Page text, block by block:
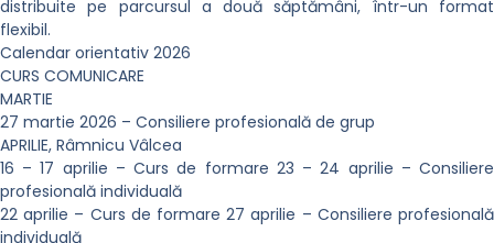
distribuite pe parcursul a două săptămâni, într-un format
flexibil.
Calendar orientativ 2026
CURS COMUNICARE
MARTIE
27 martie 2026 – Consiliere profesională de grup
APRILIE, Râmnicu Vâlcea
16 – 17 aprilie – Curs de formare 23 – 24 aprilie – Consiliere
profesională individuală
22 aprilie – Curs de formare 27 aprilie – Consiliere profesională
individuală